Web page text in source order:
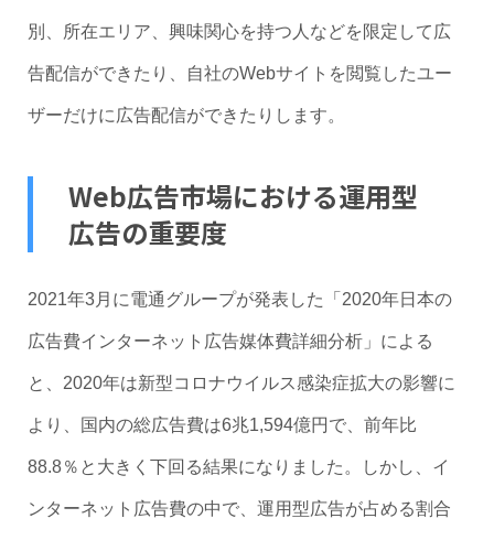
別、所在エリア、興味関心を持つ人などを限定して広
告配信ができたり、自社のWebサイトを閲覧したユー
ザーだけに広告配信ができたりします。
Web広告市場における運用型
広告の重要度
2021年3月に電通グループが発表した「2020年日本の
広告費インターネット広告媒体費詳細分析」による
と、2020年は新型コロナウイルス感染症拡大の影響に
より、国内の総広告費は6兆1,594億円で、前年比
88.8％と大きく下回る結果になりました。しかし、イ
ンターネット広告費の中で、運用型広告が占める割合